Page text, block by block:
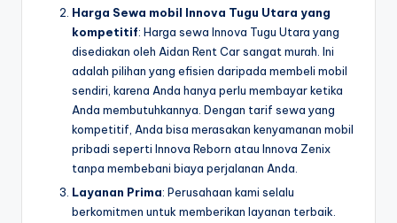
Harga Sewa mobil Innova Tugu Utara yang
kompetitif: Harga sewa Innova Tugu Utara yang
disediakan oleh Aidan Rent Car sangat murah. Ini
adalah pilihan yang efisien daripada membeli mobil
sendiri, karena Anda hanya perlu membayar ketika
Anda membutuhkannya. Dengan tarif sewa yang
kompetitif, Anda bisa merasakan kenyamanan mobil
pribadi seperti Innova Reborn atau Innova Zenix
tanpa membebani biaya perjalanan Anda.
Layanan Prima: Perusahaan kami selalu
berkomitmen untuk memberikan layanan terbaik.